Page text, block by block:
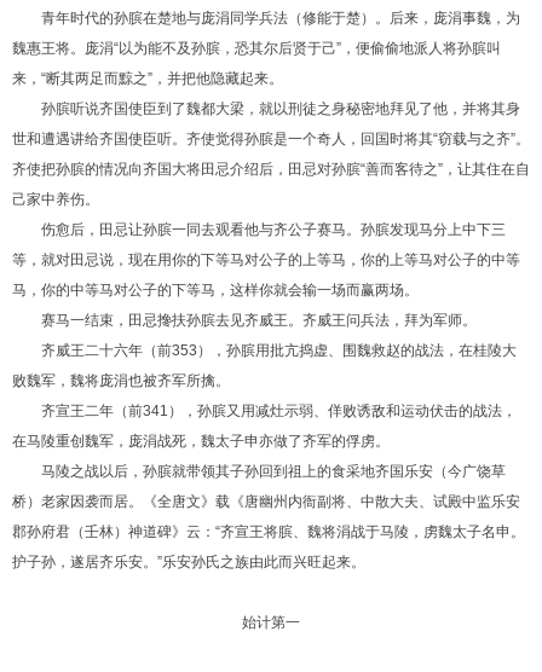
青年时代的孙膑在楚地与庞涓同学兵法（修能于楚）。后来，庞涓事魏，为
魏惠王将。庞涓“以为能不及孙膑，恐其尔后贤于己” ，便偷偷地派人将孙膑叫
来， “断其两足而黥之” ，并把他隐藏起来。
孙膑听说齐国使臣到了魏都大梁，就以刑徒之身秘密地拜见了他，并将其身
世和遭遇讲给齐国使臣听。齐使觉得孙膑是一个奇人，回国时将其“窃载与之齐”。
齐使把孙膑的情况向齐国大将田忌介绍后，田忌对孙膑“善而客待之” ，让其住在自
己家中养伤。
伤愈后，田忌让孙膑一同去观看他与齐公子赛马。孙膑发现马分上中下三
等，就对田忌说，现在用你的下等马对公子的上等马，你的上等马对公子的中等
马，你的中等马对公子的下等马，这样你就会输一场而赢两场。
赛马一结束，田忌搀扶孙膑去见齐威王。齐威王问兵法，拜为军师。
齐威王二十六年（前353 ），孙膑用批亢捣虚、围魏救赵的战法，在桂陵大
败魏军，魏将庞涓也被齐军所擒。
齐宣王二年（前341 ），孙膑又用减灶示弱、佯败诱敌和运动伏击的战法，
在马陵重创魏军，庞涓战死，魏太子申亦做了齐军的俘虏。
马陵之战以后，孙膑就带领其子孙回到祖上的食采地齐国乐安（今广饶草
桥）老家因袭而居。《全唐文》载《唐幽州内衙副将、中散大夫、试殿中监乐安
郡孙府君（壬林）神道碑》云： “齐宣王将膑、魏将涓战于马陵，虏魏太子名申。
护子孙，遂居齐乐安。 ”乐安孙氏之族由此而兴旺起来。
始计第一